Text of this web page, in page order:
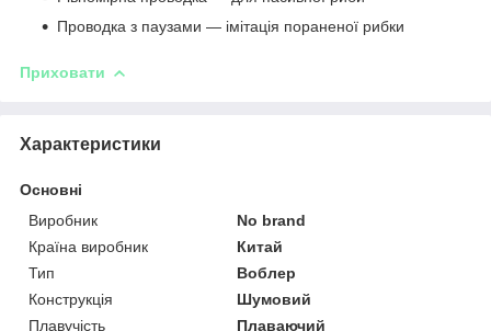
Проводка з паузами — імітація пораненої рибки
Приховати
Характеристики
Основні
Виробник
No brand
Країна виробник
Китай
Тип
Воблер
Конструкція
Шумовий
Плавучість
Плаваючий